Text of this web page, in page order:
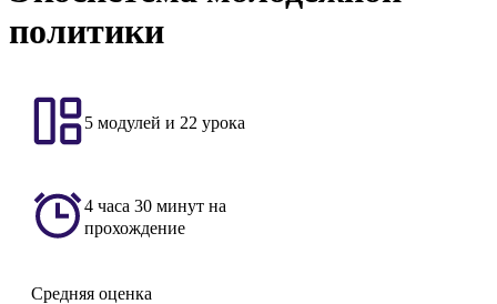
политики
5 модулей и 22 урока
4 часа 30 минут на
прохождение
Средняя оценка